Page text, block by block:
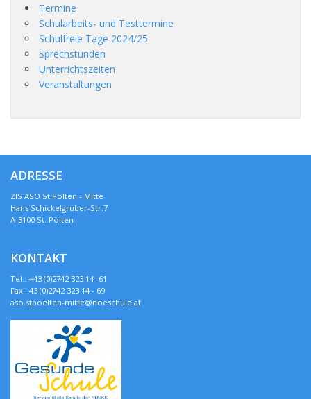
Termine
Schularbeits- und Testtermine
Schulfreie Tage 2024/25
Sprechstunden
Unterrichtszeiten
Veranstaltungen
ADRESSE
ZIS ASO St.Pölten - Mitte
Hans Schickelgruber-Str.7
A-3100 St. Pölten
KONTAKT
Tel.: +43 (0)2742 323 14 -61
Fax.: 43 (0)2742 323 14 - 69
aso.stpoelten-mitte@noeschule.at